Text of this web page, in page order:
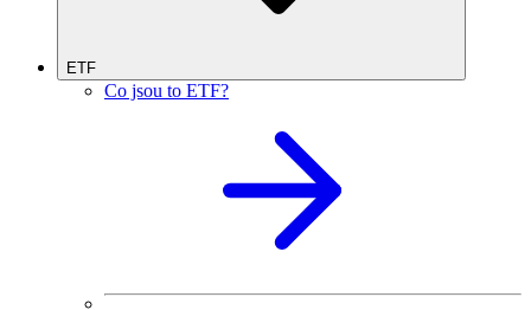
ETF
Co jsou to ETF?